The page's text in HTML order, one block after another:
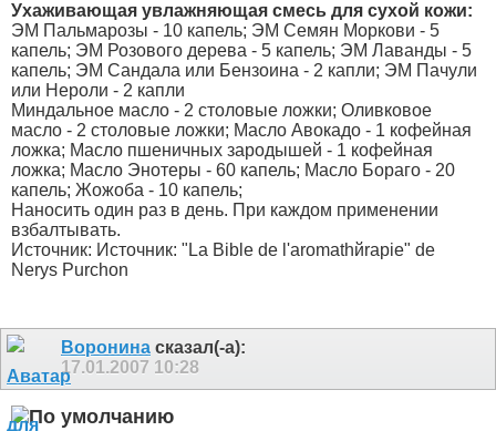
Ухаживающая увлажняющая смесь для сухой кожи:
ЭМ Пальмарозы - 10 капель; ЭМ Семян Моркови - 5
капель; ЭМ Розового дерева - 5 капель; ЭМ Лаванды - 5
капель; ЭМ Сандала или Бензоина - 2 капли; ЭМ Пачули
или Нероли - 2 капли
Миндальное масло - 2 столовые ложки; Оливковое
масло - 2 столовые ложки; Масло Авокадо - 1 кофейная
ложка; Масло пшеничных зародышей - 1 кофейная
ложка; Масло Энотеры - 60 капель; Масло Бораго - 20
капель; Жожоба - 10 капель;
Наносить один раз в день. При каждом применении
взбалтывать.
Источник: Источник: "La Bible de l'aromathйrapie" de
Nerys Purchon
Воронина сказал(-а):
17.01.2007 10:28